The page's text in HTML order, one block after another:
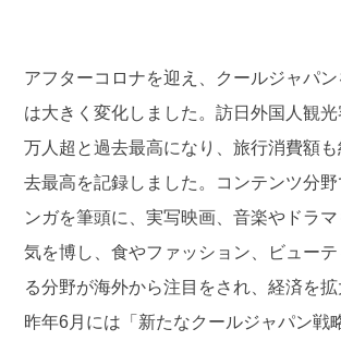
アフターコロナを迎え、クールジャパ
は大きく変化しました。訪日外国人観
万人超と過去最高になり、旅行消費額
去最高を記録しました。コンテンツ分
ンガを筆頭に、実写映画、音楽やドラマ
気を博し、食やファッション、ビュー
る分野が海外から注目をされ、経済を拡
昨年6月には「新たなクールジャパン戦